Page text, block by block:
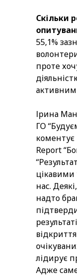
Скільки
55,1%
проте
Ірина
ГО
коментує
Report
нас.
надто
лідирує
Адже